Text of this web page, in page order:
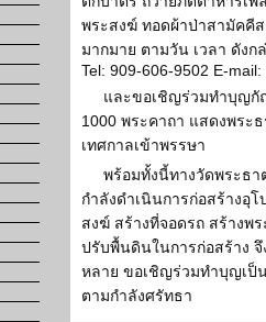
พระสงฆ์ ทอดผ้าป่าสามัคคี
มากมาย ตามวัน เวลา ดังก
Tel: 909-606-9502 E-
และขอเชิญร่วมทำบุญ
1000 พระคาถา แสดงพระ
เทศกาลเข้าพรรษา
พร้อมทั้งนี้ทางวัดพระธา
กำลังดำเนินการก่อสร้างอุ
สงฆ์ สร้างที่จอดรถ สร้างพ
ปรับพื้นดินในการก่อสร้าง
หลาย ขอเชิญร่วมทำบุญเป็
ตามกำลังศรัทธา